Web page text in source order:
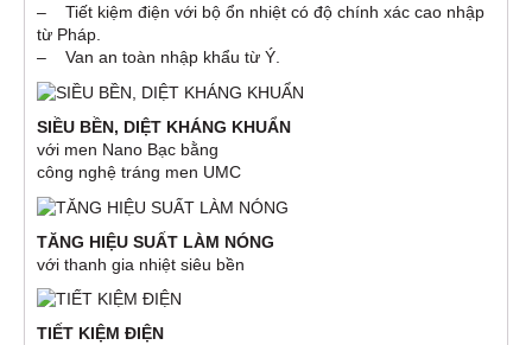
– Tiết kiệm điện với bộ ổn nhiệt có độ chính xác cao nhập
từ Pháp.
– Van an toàn nhập khẩu từ Ý.
SIỀU BỀN, DIỆT KHÁNG KHUẨN
với men Nano Bạc bằng
công nghệ tráng men UMC
TĂNG HIỆU SUẤT LÀM NÓNG
với thanh gia nhiệt siêu bền
TIẾT KIỆM ĐIỆN